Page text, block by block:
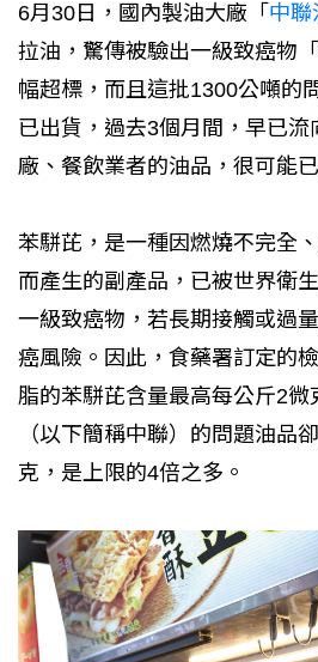
6月30日，國內製油大廠「 中聯
拉油，驚傳被驗出一級致癌物
幅超標，而且這批1300公噸的
已出貨，過去3個月間，早已流
廠、餐飲業者的油品，很可能
苯駢芘，是一種因燃燒不完全
而產生的副產品，已被世界衛
一級致癌物，若長期接觸或過
癌風險。因此，食藥署訂定的
脂的苯駢芘含量最高每公斤2微
（以下簡稱中聯）的問題油品
克，是上限的4倍之多。